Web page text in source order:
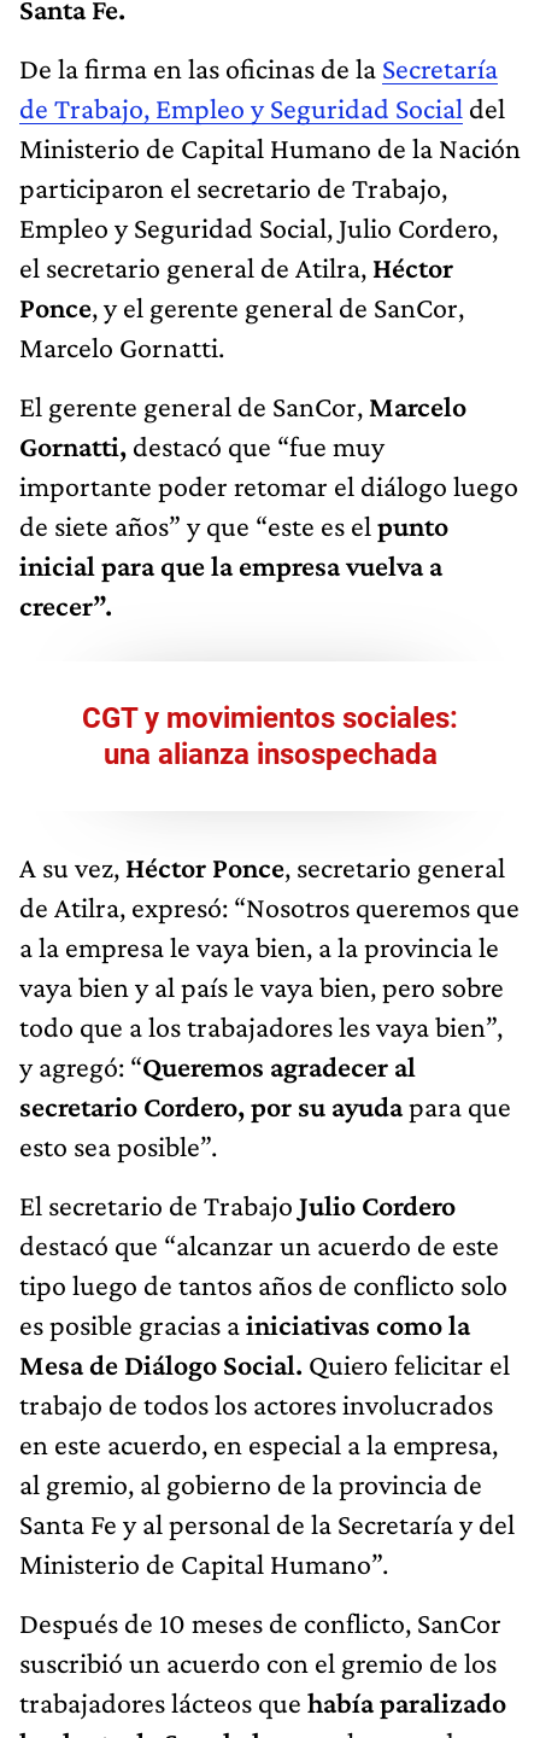
Santa Fe.
De la firma en las oficinas de la Secretaría
de Trabajo, Empleo y Seguridad Social del
Ministerio de Capital Humano de la Nación
participaron el secretario de Trabajo,
Empleo y Seguridad Social, Julio Cordero,
el secretario general de Atilra, Héctor
Ponce, y el gerente general de SanCor,
Marcelo Gornatti.
El gerente general de SanCor, Marcelo
Gornatti, destacó que “fue muy
importante poder retomar el diálogo luego
de siete años” y que “este es el punto
inicial para que la empresa vuelva a
crecer”.
CGT y movimientos sociales:
una alianza insospechada
A su vez, Héctor Ponce, secretario general
de Atilra, expresó: “Nosotros queremos que
a la empresa le vaya bien, a la provincia le
vaya bien y al país le vaya bien, pero sobre
todo que a los trabajadores les vaya bien”,
y agregó: “Queremos agradecer al
secretario Cordero, por su ayudapara que
esto sea posible”.
El secretario de Trabajo Julio Cordero
destacó que “alcanzar un acuerdo de este
tipo luego de tantos años de conflicto solo
es posible gracias ainiciativas como la
Mesa de Diálogo Social. Quiero felicitar el
trabajo de todos los actores involucrados
en este acuerdo, en especial a la empresa,
al gremio, al gobierno de la provincia de
Santa Fe y al personal de la Secretaría y del
Ministerio de Capital Humano”.
Después de 10 meses de conflicto, SanCor
suscribió un acuerdo con el gremio de los
trabajadores lácteos que había paralizado